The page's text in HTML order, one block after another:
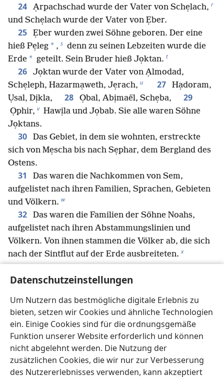
Datenschutzeinstellungen
Um Nutzern das bestmögliche digitale Erlebnis zu
bieten, setzen wir Cookies und ähnliche Technologien
ein. Einige Cookies sind für die ordnungsgemäße
Funktion unserer Website erforderlich und können
nicht abgelehnt werden. Die Nutzung der
zusätzlichen Cookies, die wir nur zur Verbesserung
des Nutzererlebnisses verwenden, kann akzeptiert
24 Ạrpachschad wurde der Vater von Schẹlach, r
und Schẹlach wurde der Vater von Ẹber.
25
Ẹber wurden zwei Söhne geboren. Der eine
hieß Pẹleg * , s denn zu seinen Lebzeiten wurde die
Erde * geteilt. Sein Bruder hieß Jọktan. t
26
Jọktan wurde der Vater von Ạlmodad,
Schẹleph, Hazarmạweth, Jẹrach, u 27
Hạdoram,
Ụsal, Dịkla,
28 Ọbal, Abịmaël, Schẹba, 29
Ọphir, v Hawịla und Jọbab. Sie alle waren Söhne
Jọktans.
30
Das Gebiet, in dem sie wohnten, erstreckte
sich von Mẹscha bis nach Sẹphar, dem Bergland des
Ostens.
31
Das waren die Nachkommen von Sem,
aufgelistet nach ihren Familien, Sprachen, Gebieten
und Völkern. w
32
Das waren die Familien der Söhne Noahs,
aufgelistet nach ihren Abstammungslinien und
Völkern. Von ihnen stammen die Völker ab, die sich
nach der Sintflut auf der Erde ausbreiteten. x
Copyrights für diese Publikation
Copyright©2026Watch Tower Bible and Tract Society of
Pennsylvania.